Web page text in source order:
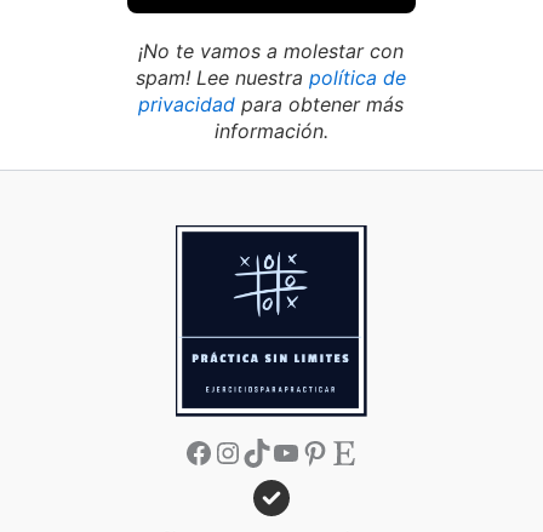
¡No te vamos a molestar con
spam! Lee nuestrapolítica de
privacidad para obtener más
información.
Facebook
Instagram
TikTok
YouTube
Pinterest
Etsy